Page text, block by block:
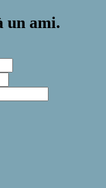
un ami.